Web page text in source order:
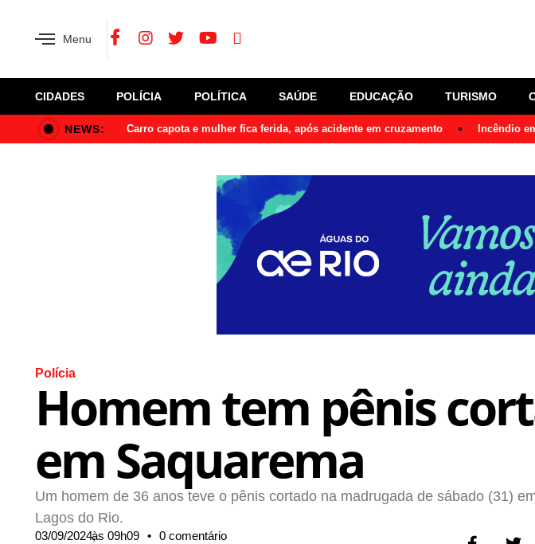
Menu
CIDADES POLÍCIA POLÍTICA SAÚDE EDUCAÇÃO TURISMO
NEWS: Carro capota e mulher fica ferida, após acidente em cruzamento Incêndio
Polícia
Homem tem pênis
em Saquarema
Um homem de 36 anos teve o pênis cortado na madrugada de sábado (31)
Lagos do Rio.
03/09/2024,às 09h09 • 0 comentário